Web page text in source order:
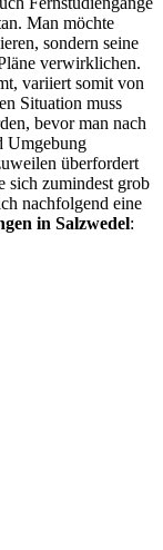
Man möchte
sondern seine
verwirklichen.
variiert somit von
Situation muss
bevor man nach
Umgebung
überfordert
sich zumindest grob
nachfolgend eine
in Salzwedel: